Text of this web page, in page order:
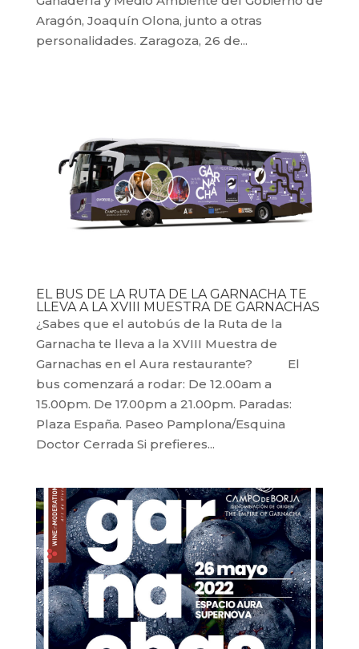
Aragón, Joaquín Olona, junto a otras
personalidades. Zaragoza, 26 de...
EL BUS DE LA RUTA DE LA GARNACHA TE
LLEVA A LA XVIII MUESTRA DE GARNACHAS
¿Sabes que el autobús de la Ruta de la
Garnacha te lleva a la XVIII Muestra de
Garnachas en el Aura restaurante? El
bus comenzará a rodar: De 12.00am a
15.00pm. De 17.00pm a 21.00pm. Paradas:
Plaza España. Paseo Pamplona/Esquina
Doctor Cerrada Si prefieres...